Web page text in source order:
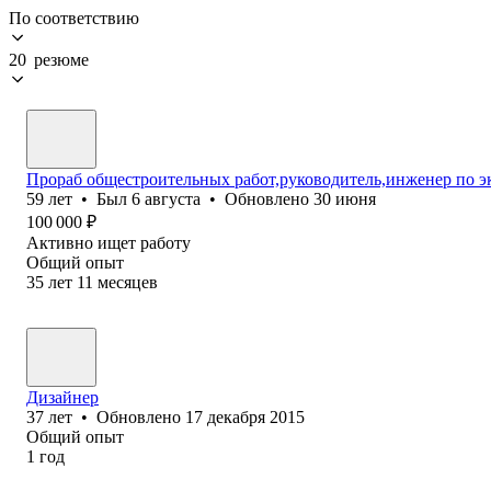
По соответствию
20 резюме
Прораб общестроительных работ,руководитель,инженер по
59 лет • Был 6 августа • Обновлено 30 июня
100 000 ₽
Активно ищет работу
Общий опыт
35 лет 11 месяцев
Дизайнер
37 лет • Обновлено 17 декабря 2015
Общий опыт
1 год